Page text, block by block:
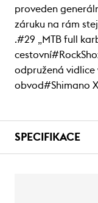
proveden
záruku na rám
.#29 „MTB full
odpružená vidlice
obvod#Shimano
SPECIFIKACE